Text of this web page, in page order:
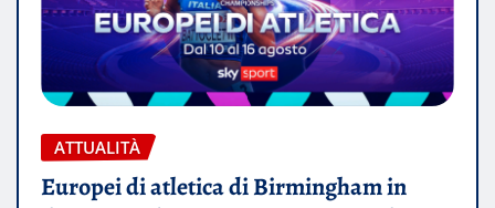
ATTUALITÀ
Europei di atletica di Birmingham in